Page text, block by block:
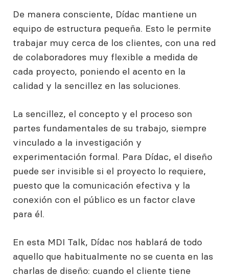
De manera conscient​e, Dídac mantiene un
equipo de estructura pequeña. Esto ​l​e permite
trabajar muy cerca de los clientes, con una red
de colaboradores muy flexible a medida de
cada proyecto, poniendo el acento en la
calidad y la sencillez en las soluciones.
La sencillez, el concepto y el proceso son
partes fundamentales de su trabajo, siempre
vinculado a la investigación y
experimentación formal. Para Dídac, el diseño
puede ser invisible si el proyecto lo requiere,
puesto que la comunicación efectiva y la
conexión con el público es un factor clave
para él.
En esta MDI Talk, Dídac nos hablará de todo
aquello que habitualmente no se cuenta en las
charlas de diseño: cuando el cliente tiene